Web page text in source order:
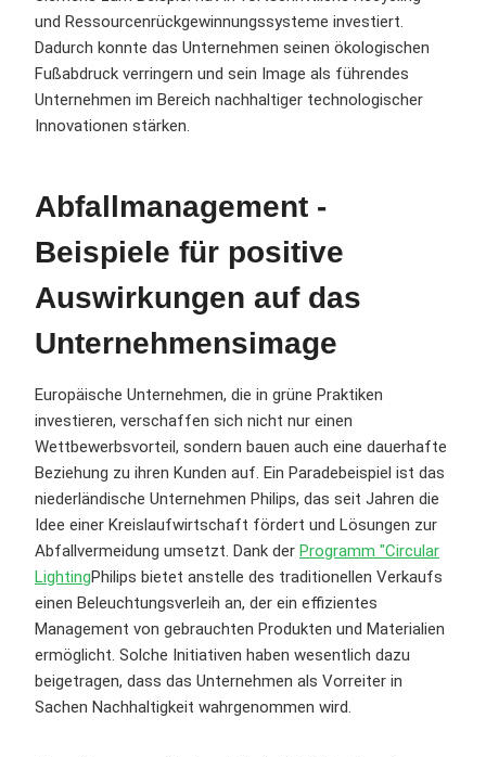
und Ressourcenrückgewinnungssysteme investiert.
Dadurch konnte das Unternehmen seinen ökologischen
Fußabdruck verringern und sein Image als führendes
Unternehmen im Bereich nachhaltiger technologischer
Innovationen stärken.
Abfallmanagement -
Beispiele für positive
Auswirkungen auf das
Unternehmensimage
Europäische Unternehmen, die in grüne Praktiken
investieren, verschaffen sich nicht nur einen
Wettbewerbsvorteil, sondern bauen auch eine dauerhafte
Beziehung zu ihren Kunden auf. Ein Paradebeispiel ist das
niederländische Unternehmen Philips, das seit Jahren die
Idee einer Kreislaufwirtschaft fördert und Lösungen zur
Abfallvermeidung umsetzt. Dank der Programm "Circular
LightingPhilips bietet anstelle des traditionellen Verkaufs
einen Beleuchtungsverleih an, der ein effizientes
Management von gebrauchten Produkten und Materialien
ermöglicht. Solche Initiativen haben wesentlich dazu
beigetragen, dass das Unternehmen als Vorreiter in
Sachen Nachhaltigkeit wahrgenommen wird.